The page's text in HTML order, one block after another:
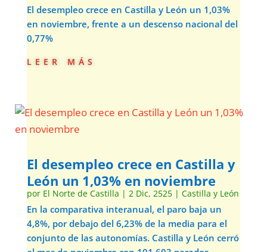
El desempleo crece en Castilla y León un 1,03%
en noviembre, frente a un descenso nacional del
0,77%
leer más
El desempleo crece en Castilla y
León un 1,03% en noviembre
por El Norte de Castilla | 2 Dic, 2525| Castilla y León
En la comparativa interanual, el paro baja un
4,8%, por debajo del 6,23% de la media para el
conjunto de las autonomías. Castilla y León cerró